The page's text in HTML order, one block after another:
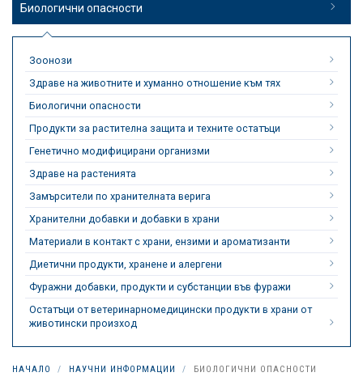
Биологични опасности
Зоонози
Здраве на животните и хуманно отношение към тях
Биологични опасности
Продукти за растителна защита и техните остатъци
Генетично модифицирани организми
Здраве на растенията
Замърсители по хранителната верига
Хранителни добавки и добавки в храни
Материали в контакт с храни, ензими и ароматизанти
Диетични продукти, хранене и алергени
Фуражни добавки, продукти и субстанции във фуражи
Остатъци от ветеринарномедицински продукти в храни от
животински произход
НАЧАЛО НАУЧНИ ИНФОРМАЦИИ БИОЛОГИЧНИ ОПАСНОСТИ